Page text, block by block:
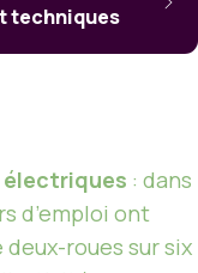
techniques
: dans
d’emploi ont
roues sur six